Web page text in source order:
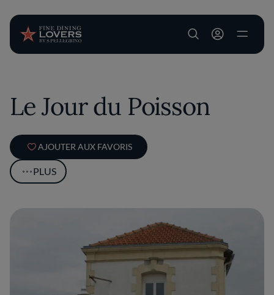
User account
Le Jour du Poisson
AJOUTER AUX FAVORIS
PLUS